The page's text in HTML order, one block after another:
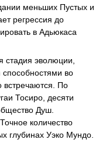
меньших Пустых и
регрессия до
в Адьюкаса
эволюции,
во
встречаются. По
Тосиро, десяти
Душ.
количество
глубинах Уэко Мундо.